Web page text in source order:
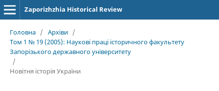
Zaporizhzhia Historical Review
Головна / Архіви /
Том 1 № 19 (2005): Наукові праці історичного факультету
Запорізького державного університету
/
Новітня історія України